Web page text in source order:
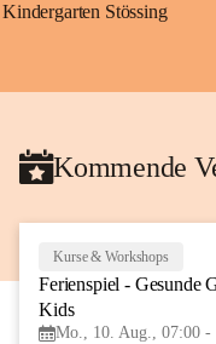
Kindergarten Stössing
Kommende
Kurse & Workshops
Ferienspiel - Gesunde
Kids
Mo., 10. Aug., 07:00 -